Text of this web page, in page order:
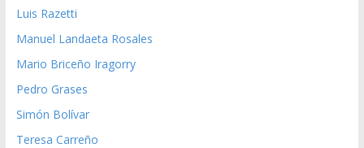
Luis Razetti
Manuel Landaeta Rosales
Mario Briceño Iragorry
Pedro Grases
Simón Bolívar
Teresa Carreño